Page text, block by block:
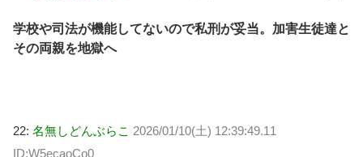
学校や司法が機能してないので私刑が妥当。加害生徒達と
その両親を地獄へ
22: 名無しどんぶらこ 2026/01/10(土) 12:39:49.11
ID:W5ecaoCo0